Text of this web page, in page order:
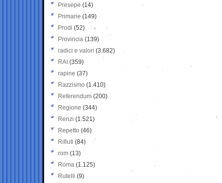
Presepe (14)
Primarie (149)
Prodi (52)
Provincia (139)
radici e valori (3.682)
RAI (359)
rapine (37)
Razzismo (1.410)
Referendum (200)
Regione (344)
Renzi (1.521)
Repetto (46)
Rifiuti (84)
rom (13)
Roma (1.125)
Rutelli (9)